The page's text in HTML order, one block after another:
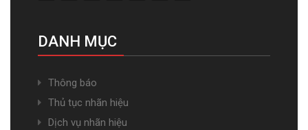
DANH MỤC
Thông báo
Thủ tục nhãn hiệu
Dịch vụ nhãn hiệu